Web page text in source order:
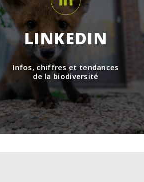
LINKEDIN
Infos, chiffres et tendances
de la biodiversité